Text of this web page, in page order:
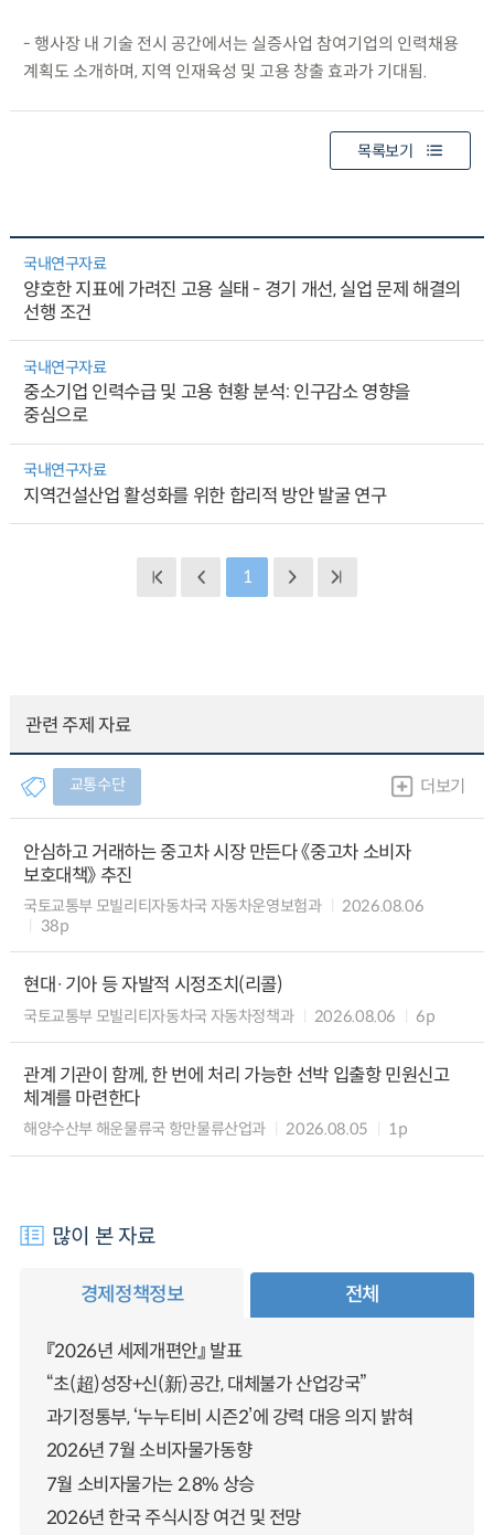
- 행사장 내 기술 전시 공간에서는 실증사업 참여기업의 인력채용
계획도 소개하며, 지역 인재육성 및 고용 창출 효과가 기대됨.
목록보기
국내연구자료
양호한 지표에 가려진 고용 실태 - 경기 개선, 실업 문제 해결의
선행 조건
국내연구자료
중소기업 인력수급 및 고용 현황 분석: 인구감소 영향을
중심으로
국내연구자료
지역건설산업 활성화를 위한 합리적 방안 발굴 연구
1
관련 주제 자료
교통수단 더보기
안심하고 거래하는 중고차 시장 만든다 《중고차 소비자
보호대책》 추진
국토교통부 모빌리티자동차국 자동차운영보험과
2026.08.06
38p
현대·기아 등 자발적 시정조치(리콜)
국토교통부 모빌리티자동차국 자동차정책과 2026.08.06 6p
관계 기관이 함께, 한 번에 처리 가능한 선박 입출항 민원신고
체계를 마련한다
해양수산부 해운물류국 항만물류산업과 2026.08.05 1p
많이 본 자료
경제정책정보 전체
『2026년 세제개편안』 발표
“초(超)성장+신(新)공간, 대체불가 산업강국”
과기정통부, ‘누누티비 시즌2’에 강력 대응 의지 밝혀
2026년 7월 소비자물가동향
7월 소비자물가는 2.8% 상승
2026년 한국 주식시장 여건 및 전망